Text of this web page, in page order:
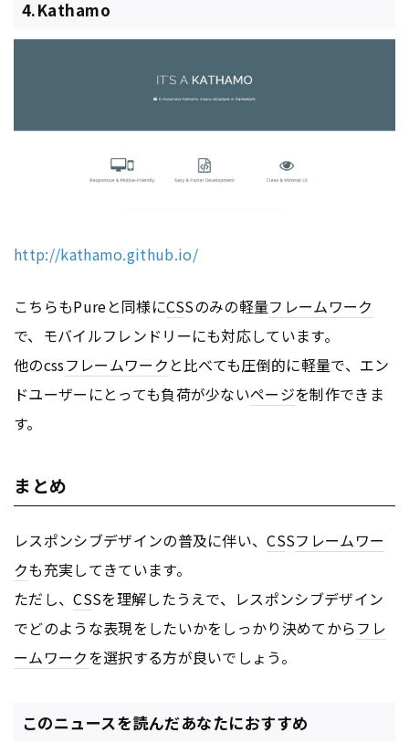
4.Kathamo
http://kathamo.github.io/
こちらもPureと同様にCSSのみの軽量フレームワーク
で、モバイルフレンドリーにも対応しています。
他のcssフレームワーク と比べても圧倒的に軽量で、エン
ドユーザーにとっても負荷が少ないページを制作できま
す。
まとめ
レスポンシブデザインの普及に伴い、CSSフレームワー
クも充実してきています。
ただし、CSSを理解したうえで、レスポンシブデザイン
でどのような表現をしたいかをしっかり決めてからフレ
ームワークを選択する方が良いでしょう。
このニュースを読んだあなたにおすすめ